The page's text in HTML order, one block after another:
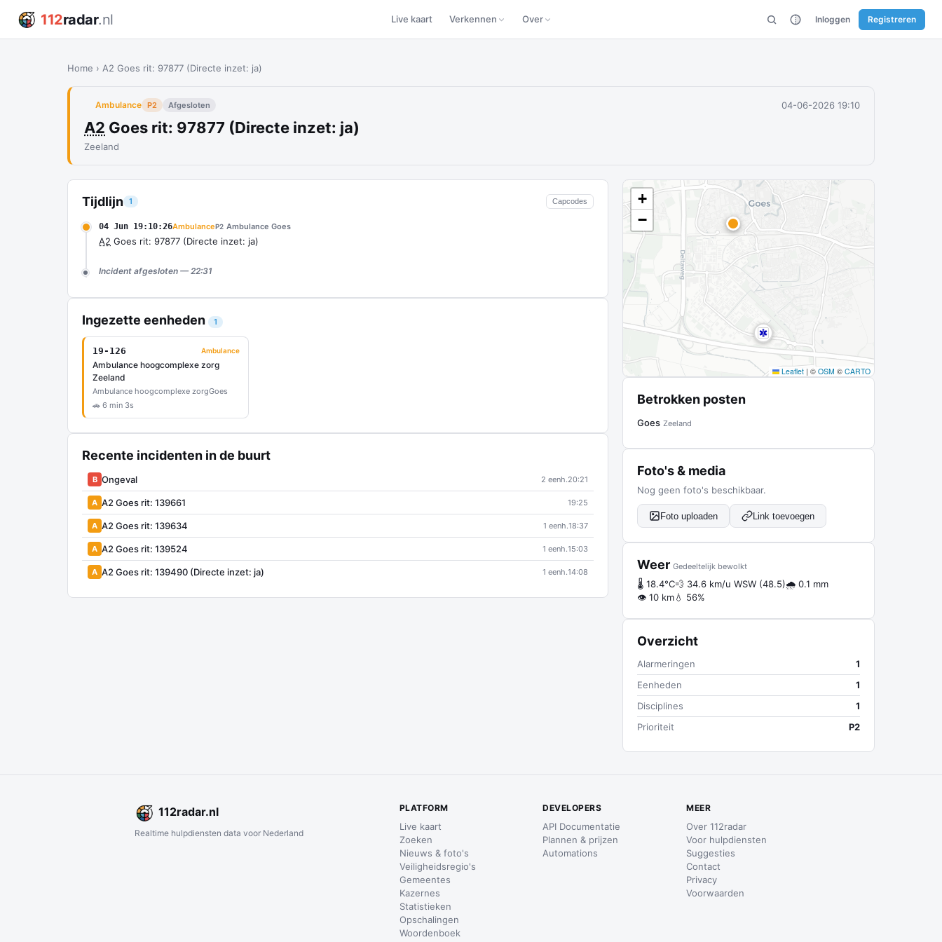
112radar.nl Live kaart Verkennen Over Inloggen Registreren
Home › A2 Goes rit: 97877 (Directe inzet: ja)
Ambulance P2 Afgesloten 04-06-2026 19:10
A2 Goes rit: 97877 (Directe inzet: ja)
Zeeland
Tijdlijn 1 Capcodes
04 Jun 19:10:26AmbulanceP2 Ambulance Goes
A2 Goes rit: 97877 (Directe inzet: ja)
Incident afgesloten — 22:31
Ingezette eenheden 1
19-126 Ambulance
Ambulance hoogcomplexe zorg
Zeeland
Ambulance hoogcomplexe zorgGoes
🚗 6 min 3s
Recente incidenten in de buurt
B Ongeval 2 eenh.20:21
A A2 Goes rit: 139661 19:25
A A2 Goes rit: 139634 1 eenh.18:37
A A2 Goes rit: 139524 1 eenh.15:03
A A2 Goes rit: 139490 (Directe inzet: ja) 1 eenh.14:08
+
−
Leaflet | © OSM © CARTO
Betrokken posten
Goes Zeeland
Foto's & media
Nog geen foto's beschikbaar.
Foto uploaden Link toevoegen
Weer Gedeeltelijk bewolkt
🌡 18.4°C💨 34.6 km/u WSW (48.5)🌧 0.1 mm
👁 10 km💧 56%
Overzicht
Alarmeringen
1
Eenheden
1
Disciplines
1
Prioriteit
P2
112radar.nl
Realtime hulpdiensten data voor Nederland
PLATFORM
Live kaart
Zoeken
Nieuws & foto's
Veiligheidsregio's
Gemeentes
Kazernes
Statistieken
Opschalingen
Woordenboek
DEVELOPERS
API Documentatie
Plannen & prijzen
Automations
MEER
Over 112radar
Voor hulpdiensten
Suggesties
Contact
Privacy
Voorwaarden